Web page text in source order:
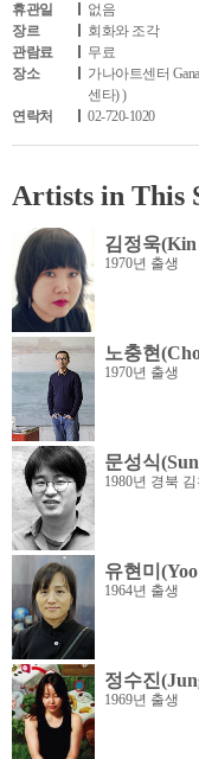
휴관일
없음
장르
회화와 조각
관람료
무료
장소
가나아트센터
센타) )
연락처
02-720-1020
Artists in This
김정욱
1970년 출생
노충현
1970년 출생
문성식
1980년 경북
유현미
1964년 출생
정수진
1969년 출생